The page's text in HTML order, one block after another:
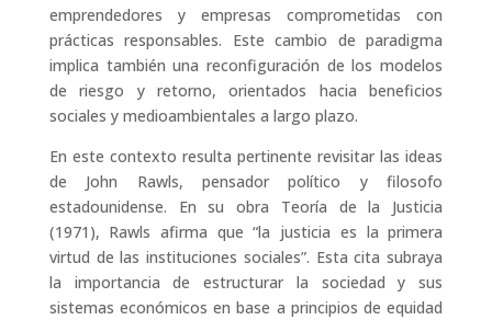
emprendedores y empresas comprometidas con
prácticas responsables. Este cambio de paradigma
implica también una reconfiguración de los modelos
de riesgo y retorno, orientados hacia beneficios
sociales y medioambientales a largo plazo.
En este contexto resulta pertinente revisitar las ideas
de John Rawls, pensador político y filosofo
estadounidense. En su obra Teoría de la Justicia
(1971), Rawls afirma que “la justicia es la primera
virtud de las instituciones sociales”. Esta cita subraya
la importancia de estructurar la sociedad y sus
sistemas económicos en base a principios de equidad